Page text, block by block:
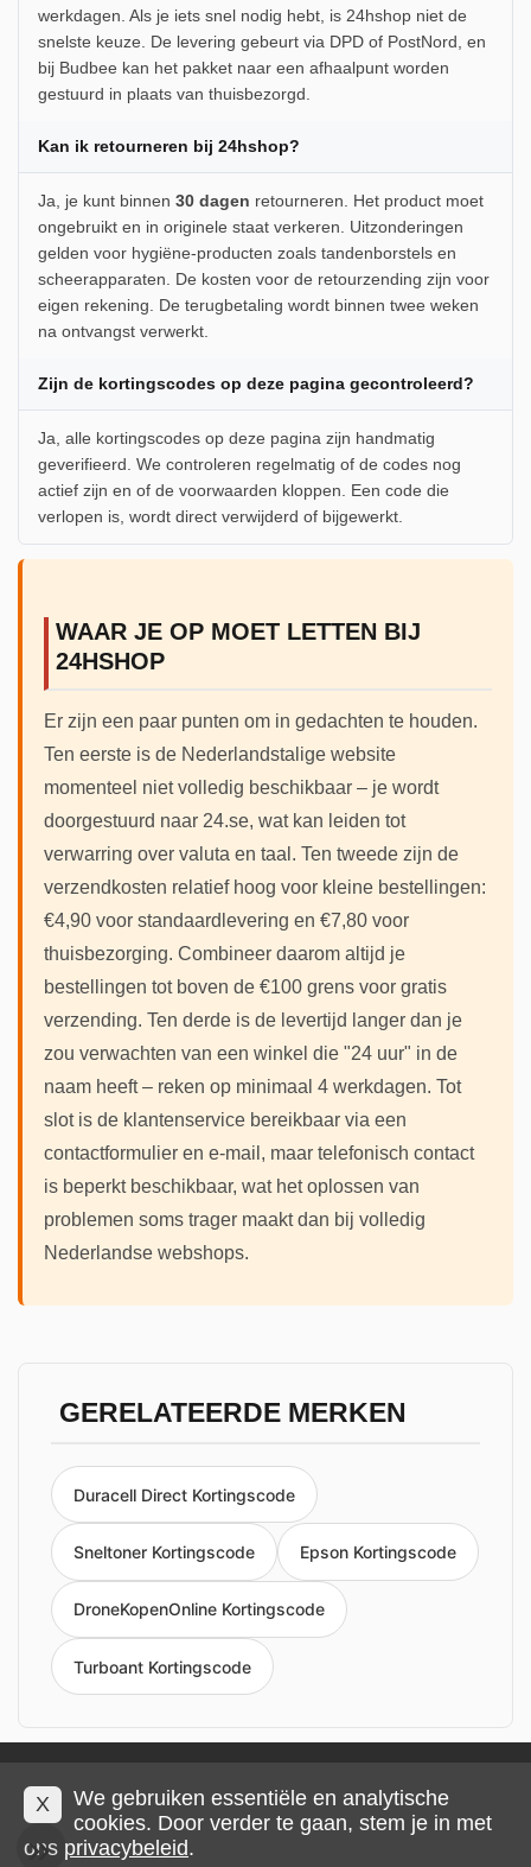
werkdagen. Als je iets snel nodig hebt, is 24hshop niet de
snelste keuze. De levering gebeurt via DPD of PostNord, en
bij Budbee kan het pakket naar een afhaalpunt worden
gestuurd in plaats van thuisbezorgd.
Kan ik retourneren bij 24hshop?
Ja, je kunt binnen 30 dagen retourneren. Het product moet
ongebruikt en in originele staat verkeren. Uitzonderingen
gelden voor hygiëne-producten zoals tandenborstels en
scheerapparaten. De kosten voor de retourzending zijn voor
eigen rekening. De terugbetaling wordt binnen twee weken
na ontvangst verwerkt.
Zijn de kortingscodes op deze pagina gecontroleerd?
Ja, alle kortingscodes op deze pagina zijn handmatig
geverifieerd. We controleren regelmatig of de codes nog
actief zijn en of de voorwaarden kloppen. Een code die
verlopen is, wordt direct verwijderd of bijgewerkt.
WAAR JE OP MOET LETTEN BIJ
24HSHOP
Er zijn een paar punten om in gedachten te houden.
Ten eerste is de Nederlandstalige website
momenteel niet volledig beschikbaar – je wordt
doorgestuurd naar 24.se, wat kan leiden tot
verwarring over valuta en taal. Ten tweede zijn de
verzendkosten relatief hoog voor kleine bestellingen:
€4,90 voor standaardlevering en €7,80 voor
thuisbezorging. Combineer daarom altijd je
bestellingen tot boven de €100 grens voor gratis
verzending. Ten derde is de levertijd langer dan je
zou verwachten van een winkel die "24 uur" in de
naam heeft – reken op minimaal 4 werkdagen. Tot
slot is de klantenservice bereikbaar via een
contactformulier en e-mail, maar telefonisch contact
is beperkt beschikbaar, wat het oplossen van
problemen soms trager maakt dan bij volledig
Nederlandse webshops.
GERELATEERDE MERKEN
Duracell Direct Kortingscode
Sneltoner Kortingscode Epson Kortingscode
DroneKopenOnline Kortingscode
Turboant Kortingscode
Privacy en cookies Impressum Algemene voorwaarden
© 2026 IMP Multimedia GmbH
X
We gebruiken essentiële en analytische
cookies. Door verder te gaan, stem je in met
ons privacybeleid.